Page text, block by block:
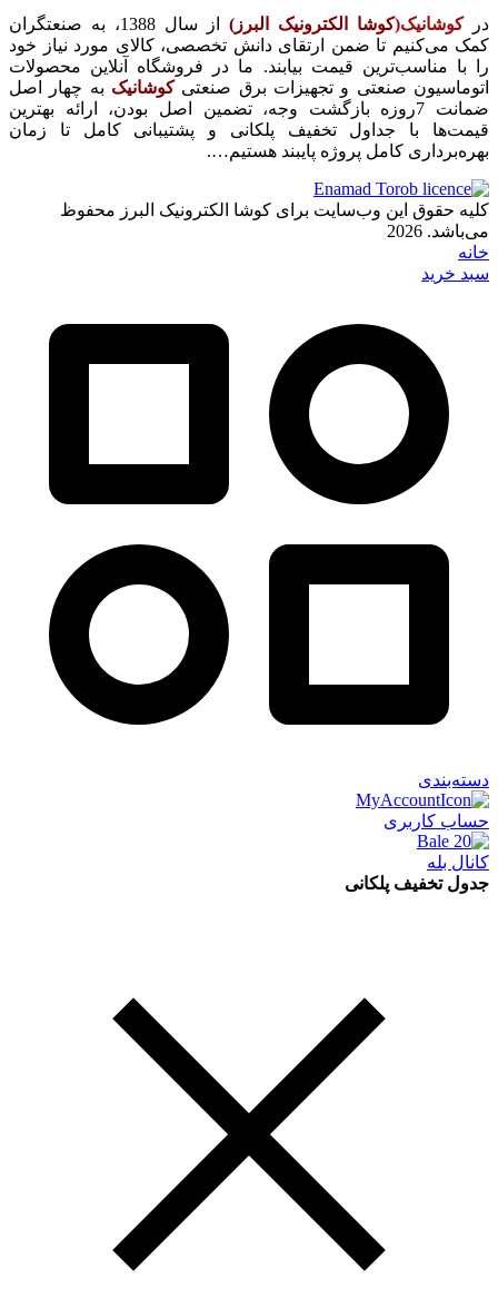
در کوشانیک(کوشا الکترونیک البرز)
از سال 1388، به صنعتگران
کمک می‌کنیم تا ضمن ارتقای دانش تخصصی، کالای مورد نیاز خود
را با مناسب‌ترین قیمت بیابند. ما در فروشگاه آنلاین محصولات
اتوماسیون صنعتی و تجهیزات برق صنعتی کوشانیک به چهار اصل
ضمانت 7روزه بازگشت وجه، تضمین اصل بودن، ارائه بهترین
قیمت‌ها با جداول تخفیف پلکانی و پشتیبانی کامل تا زمان
بهره‌برداری کامل پروژه پایبند هستیم….
کلیه حقوق این وب‌سایت برای کوشا الکترونیک البرز محفوظ
می‌باشد. 2026
خانه
سبد خرید
دسته‌بندی
حساب کاربری
کانال بله
جدول تخفیف پلکانی